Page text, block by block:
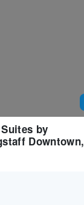
by
Downtown,